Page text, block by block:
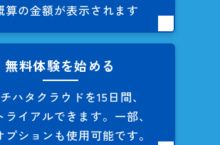
算の金額が表示されます
無料体験を始める
ハタクラウドを15日間、
ライアルできます。 一部、
プションも使用可能です。